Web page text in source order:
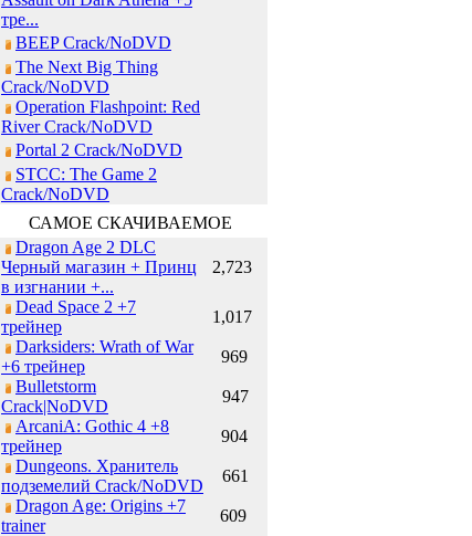
тре...
BEEP Crack/NoDVD
The Next Big Thing
Crack/NoDVD
Operation Flashpoint: Red
River Crack/NoDVD
Portal 2 Crack/NoDVD
STCC: The Game 2
Crack/NoDVD
САМОЕ СКАЧИВАЕМОЕ
Dragon Age 2 DLC
Черный магазин + Принц
в изгнании +...
2,723
Dead Space 2 +7
трейнер
1,017
Darksiders: Wrath of War
+6 трейнер
969
Bulletstorm
Crack|NoDVD
947
ArcaniA: Gothic 4 +8
трейнер
904
Dungeons. Хранитель
подземелий Crack/NoDVD
661
Dragon Age: Origins +7
trainer
609